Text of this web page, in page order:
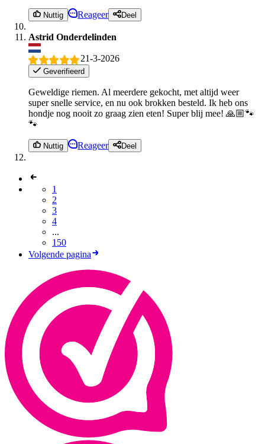
Nuttig Reageer Deel
Astrid Onderdelinden
21-3-2026
Geverifieerd
Geweldige riemen. Al meerdere gekocht, met altijd weer
super snelle service, en nu ook brokken besteld. Ik heb ons
hondje nog nooit zo graag zien eten! Super blij mee! 🙏🏼🐾
🐾
Nuttig Reageer Deel
1
2
3
4
...
150
Volgende pagina